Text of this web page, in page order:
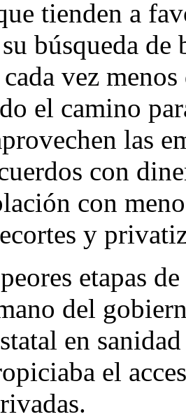
tienden a
búsqueda
vez
el camino
las
con
con
y
etapas
del
en
el